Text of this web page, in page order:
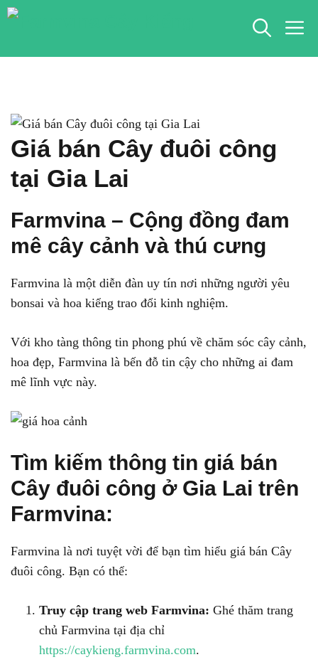
Chuyển
Giá bán Cây đuôi công
tại Gia Lai
Farmvina – Cộng đồng đam
mê cây cảnh và thú cưng
Farmvina là một diễn đàn uy tín nơi những người yêu
bonsai và hoa kiểng trao đổi kinh nghiệm.
Với kho tàng thông tin phong phú về chăm sóc cây cảnh,
hoa đẹp, Farmvina là bến đỗ tin cậy cho những ai đam
mê lĩnh vực này.
Tìm kiếm thông tin giá bán
Cây đuôi công ở Gia Lai trên
Farmvina:
Farmvina là nơi tuyệt vời để bạn tìm hiểu giá bán Cây
đuôi công. Bạn có thể:
Truy cập trang web Farmvina: Ghé thăm trang
chủ Farmvina tại địa chỉ
https://caykieng.farmvina.com.